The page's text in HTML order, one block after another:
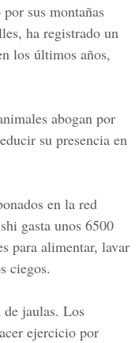
sus montañas
ha registrado un
los últimos años,
abogan por
su presencia en
en la red
gasta unos 6500
para alimentar, lavar
ciegos.
de jaulas. Los
ejercicio por